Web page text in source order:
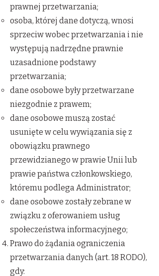
prawnej przetwarzania;
osoba, której dane dotyczą, wnosi
sprzeciw wobec przetwarzania i nie
występują nadrzędne prawnie
uzasadnione podstawy
przetwarzania;
dane osobowe były przetwarzane
niezgodnie z prawem;
dane osobowe muszą zostać
usunięte w celu wywiązania się z
obowiązku prawnego
przewidzianego w prawie Unii lub
prawie państwa członkowskiego,
któremu podlega Administrator;
dane osobowe zostały zebrane w
związku z oferowaniem usług
społeczeństwa informacyjnego;
Prawo do żądania ograniczenia
przetwarzania danych (art. 18 RODO),
gdy: